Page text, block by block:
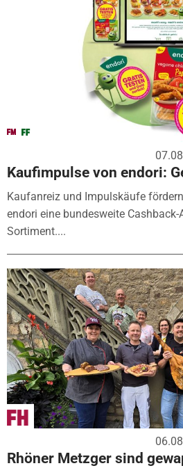
Kaufimpulse von endori:
Kaufanreiz und Impulskäufe
endori eine bundesweite
Sortiment....
Rhöner Metzger sind